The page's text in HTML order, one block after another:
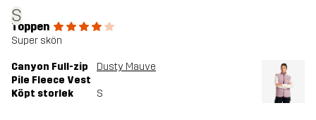
S
Toppen
Super skön
Canyon Full-zip
Pile Fleece Vest
Dusty Mauve
Köpt storlek S